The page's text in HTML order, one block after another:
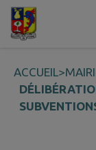
Contenu
ACCUEIL>